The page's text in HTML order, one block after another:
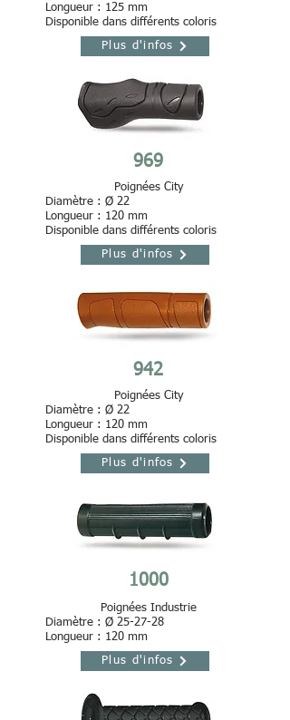
Longueur : 125 mm
Disponible dans différents coloris
Plus d'infos
969
Poignées City
Diamètre : Ø 22
Longueur : 120 mm
Disponible dans différents coloris
Plus d'infos
942
Poignées City
Diamètre : Ø 22
Longueur : 120 mm
Disponible dans différents coloris
Plus d'infos
1000
Poignées Industrie
Diamètre : Ø 25-27-28
Longueur : 120 mm
Plus d'infos